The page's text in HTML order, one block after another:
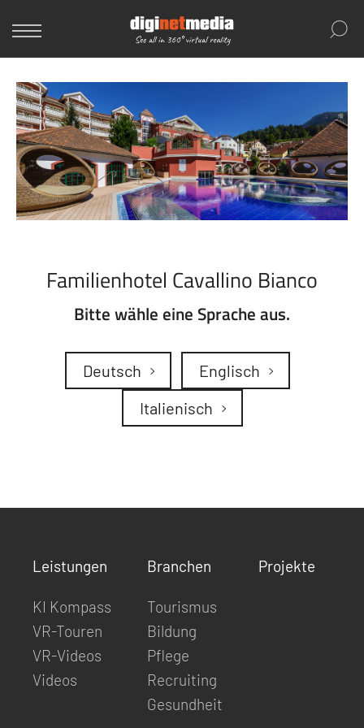
Familienhotel Cavallino Bianco
Bitte wähle eine Sprache aus.
Deutsch
Englisch
Italienisch
Leistungen
KI Kompass
VR-Touren
VR-Videos
Videos
Branchen
Tourismus
Bildung
Pflege
Recruiting
Gesundheit
Projekte